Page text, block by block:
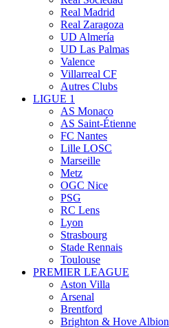
Real Madrid
Real Zaragoza
UD Almería
UD Las Palmas
Valence
Villarreal CF
Autres Clubs
LIGUE 1
AS Monaco
AS Saint-Étienne
FC Nantes
Lille LOSC
Marseille
Metz
OGC Nice
PSG
RC Lens
Lyon
Strasbourg
Stade Rennais
Toulouse
PREMIER LEAGUE
Aston Villa
Arsenal
Brentford
Brighton & Hove Albion